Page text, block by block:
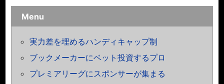
Menu
実力差を埋めるハンディキャップ制
ブックメーカーにベット投資するプロ
プレミアリーグにスポンサーが集まる